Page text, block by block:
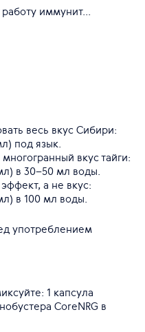
иммунит...
весь вкус Сибири:
под язык.
вкус тайги:
в 30–50 мл воды.
а не вкус:
в 100 мл воды.
употреблением
1 капсула
CoreNRG в